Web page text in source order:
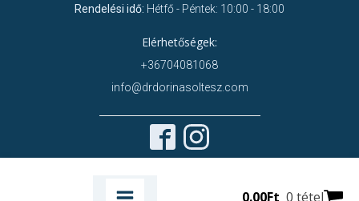
Rendelési idő: Hétfő - Péntek: 10:00 - 18:00
Elérhetőségek:
+36704081068
info@drdorinasoltesz.com
0.00Ft 0 tétel